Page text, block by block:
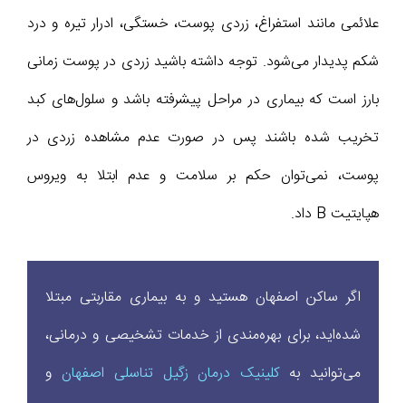
علائمی مانند استفراغ، زردی پوست، خستگی، ادرار تیره و درد
شکم پدیدار می‌شود. توجه داشته باشید زردی در پوست زمانی
بارز است که بیماری در مراحل پیشرفته باشد و سلول‌های کبد
تخریب شده باشند پس در صورت عدم مشاهده زردی در
پوست، نمی‌توان حکم بر سلامت و عدم ابتلا به ویروس
هپایتیت B داد.
اگر ساکن اصفهان هستید و به بیماری مقاربتی مبتلا
شده‌اید، برای بهره‌مندی از خدمات تشخیصی و درمانی،
می‌توانید بهکلینیک درمان زگیل تناسلی اصفهان و